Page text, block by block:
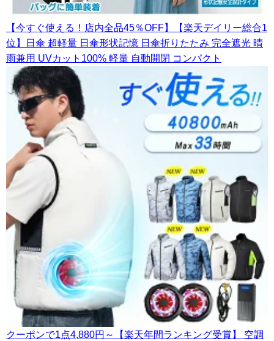
【今すぐ使える！店内全品45％OFF】【楽天デイリー総合1
位】日傘 超軽量 日傘形状記憶 日傘折りたたみ 完全遮光 晴
雨兼用 UVカット100% 軽量 自動開閉 コンパクト
クーポンで1点4,880円～【楽天年間ランキング受賞】 空調